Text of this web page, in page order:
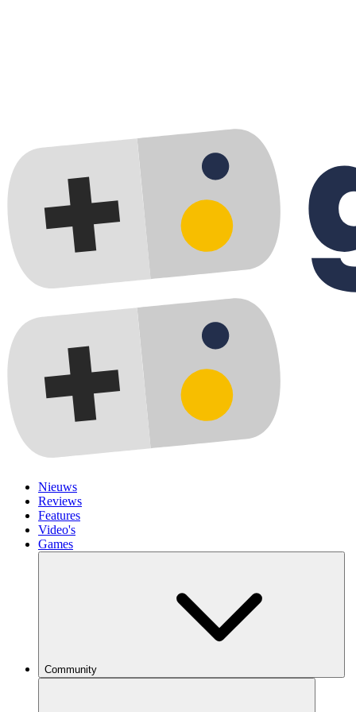
Nieuws
Reviews
Features
Video's
Games
Community